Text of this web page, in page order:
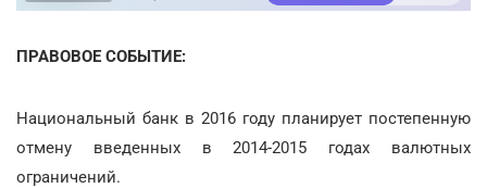
ПРАВОВОЕ СОБЫТИЕ:
Национальный банк в 2016 году планирует постепенную
отмену введенных в 2014-2015 годах валютных
ограничений.